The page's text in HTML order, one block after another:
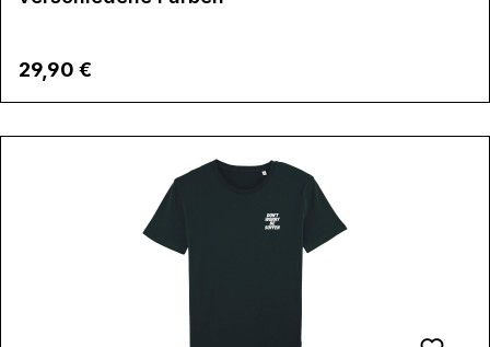
Regulärer Preis:
29,90 €